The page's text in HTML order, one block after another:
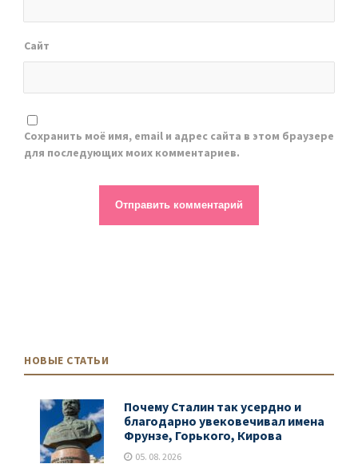
Сайт
Сохранить моё имя, email и адрес сайта в этом браузере
для последующих моих комментариев.
НОВЫЕ СТАТЬИ
Почему Сталин так усердно и
благодарно увековечивал имена
Фрунзе, Горького, Кирова
05. 08. 2026